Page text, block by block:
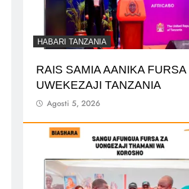
HABARI TANZANIA
RAIS SAMIA AANIKA FURSA
UWEKEZAJI TANZANIA
Agosti 5, 2026